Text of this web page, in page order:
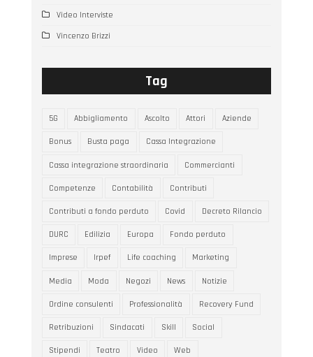
Video Interviste
Vincenzo Brizzi
Tag
5G Abbigliamento Ascolto Attori Aziende
Bonus Busta paga Cassa Integrazione
Cassa integrazione straordinaria Commercianti
Competenze Contabilità Contributi
Contributi a fondo perduto Covid Decreto Rilancio
DURC Edilizia Europa Fondo perduto
Imprese Irpef Life coaching Marketing
Media Moda Negozi News Notizie
Ordine consulenti Professionalità Recovery Fund
Retribuzioni Sindacati Skill Social
Stipendi Teatro Video Web